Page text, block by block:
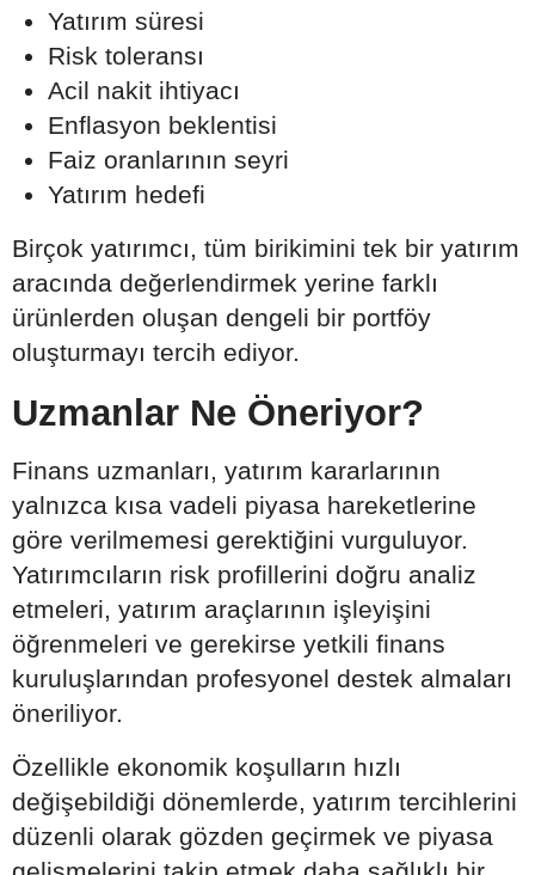
Yatırım süresi
Risk toleransı
Acil nakit ihtiyacı
Enflasyon beklentisi
Faiz oranlarının seyri
Yatırım hedefi
Birçok yatırımcı, tüm birikimini tek bir yatırım
aracında değerlendirmek yerine farklı
ürünlerden oluşan dengeli bir portföy
oluşturmayı tercih ediyor.
Uzmanlar Ne Öneriyor?
Finans uzmanları, yatırım kararlarının
yalnızca kısa vadeli piyasa hareketlerine
göre verilmemesi gerektiğini vurguluyor.
Yatırımcıların risk profillerini doğru analiz
etmeleri, yatırım araçlarının işleyişini
öğrenmeleri ve gerekirse yetkili finans
kuruluşlarından profesyonel destek almaları
öneriliyor.
Özellikle ekonomik koşulların hızlı
değişebildiği dönemlerde, yatırım tercihlerini
düzenli olarak gözden geçirmek ve piyasa